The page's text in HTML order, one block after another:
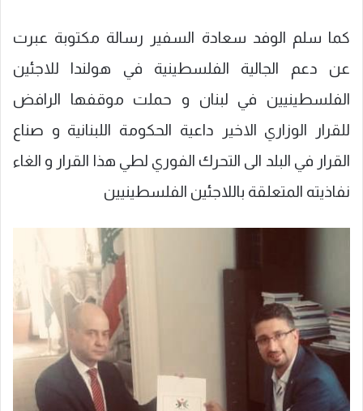
كما سلم الوفد سعادة السفير رسالة مكتوبة عبرت
عن دعم الجالية الفلسطينية في هولندا للاجئين
الفلسطينيين في لبنان و حملت موقفها الرافض
للقرار الوزاري الاخير داعية الحكومة اللبنانية و صناع
القرار في البلد الى التحرك الفوري لطي هذا القرار و الغاء
نفاذيته المتعلقة باللاجئين الفلسطينيين